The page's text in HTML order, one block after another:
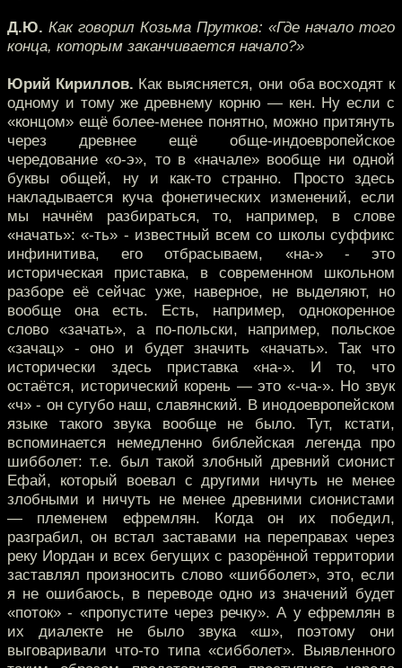
Д.Ю. Как говорил Козьма Прутков: «Где начало того
конца, которым заканчивается начало?»
Юрий Кириллов. Как выясняется, они оба восходят к
одному и тому же древнему корню — кен. Ну если с
«концом» ещё более-менее понятно, можно притянуть
через древнее ещё обще-индоевропейское
чередование «о-э», то в «начале» вообще ни одной
буквы общей, ну и как-то странно. Просто здесь
накладывается куча фонетических изменений, если
мы начнём разбираться, то, например, в слове
«начать»: «-ть» - известный всем со школы суффикс
инфинитива, его отбрасываем, «на-» - это
историческая приставка, в современном школьном
разборе её сейчас уже, наверное, не выделяют, но
вообще она есть. Есть, например, однокоренное
слово «зачать», а по-польски, например, польское
«зачац» - оно и будет значить «начать». Так что
исторически здесь приставка «на-». И то, что
остаётся, исторический корень — это «-ча-». Но звук
«ч» - он сугубо наш, славянский. В инодоевропейском
языке такого звука вообще не было. Тут, кстати,
вспоминается немедленно библейская легенда про
шибболет: т.е. был такой злобный древний сионист
Ефай, который воевал с другими ничуть не менее
злобными и ничуть не менее древними сионистами
— племенем ефремлян. Когда он их победил,
разграбил, он встал заставами на переправах через
реку Иордан и всех бегущих с разорённой территории
заставлял произносить слово «шибболет», это, если
я не ошибаюсь, в переводе одно из значений будет
«поток» - «пропустите через речку». А у ефремлян в
их диалекте не было звука «ш», поэтому они
выговаривали что-то типа «сибболет». Выявленного